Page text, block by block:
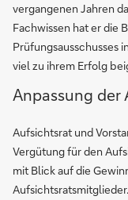
vergangenen Jahren
Fachwissen hat er die
Prüfungsausschusses
viel zu ihrem Erfolg
Anpassung
Aufsichtsrat und
Vergütung für den
mit Blick auf die